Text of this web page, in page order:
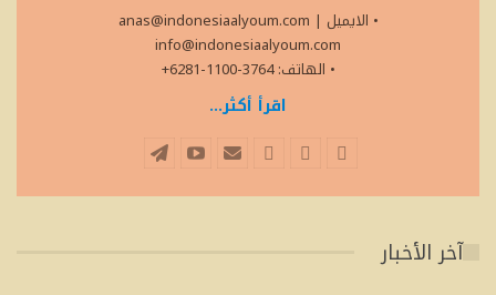
• الايميل
anas@indonesiaalyoum.com |
info@indonesiaalyoum.com
• الهاتف: 3764-1100-6281+
اقرأ أكثر...
آخر الأخبار